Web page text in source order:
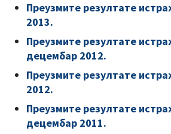
Преузмите резултате
2013.
Преузмите резултате
децембар 2012.
Преузмите резултате
2012.
Преузмите резултате
децембар 2011.